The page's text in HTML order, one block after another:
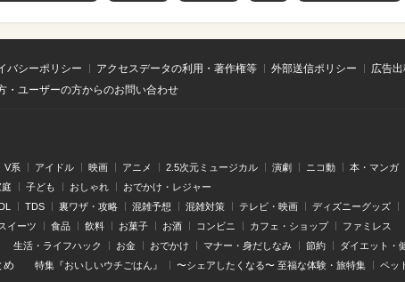
バシーポリシー アクセスデータの利用・著作権等 外部送信ポリシー
広告
・ユーザーの方からのお問い合わせ
V系 アイドル 映画 アニメ 2.5次元ミュージカル 演劇 ニコ動 本・マンガ
子ども おしゃれ おでかけ・レジャー
TDS 裏ワザ・攻略 混雑予想 混雑対策 テレビ・映画 ディズニーグッズ
イーツ 食品 飲料 お菓子 お酒 コンビニ カフェ・ショップ ファミレス
生活・ライフハック お金 おでかけ マナー・身だしなみ 節約 ダイエット・
め 特集『おいしいウチごはん』 〜シェアしたくなる〜 至福な体験・旅特集 ペッ